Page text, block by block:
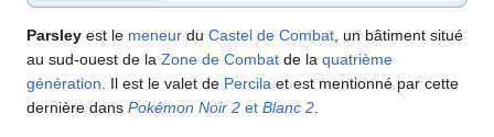
Parsley est le meneur du Castel de Combat , un bâtiment situé
au sud-ouest de la Zone de Combat de la quatrième
génération . Il est le valet de Percila et est mentionné par cette
dernière dans Pokémon Noir 2 et Blanc 2